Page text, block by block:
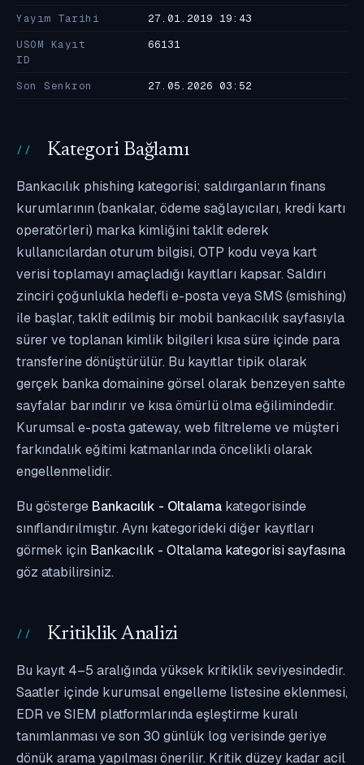
Yayım Tarihi
27.01.2019 19:43
USOM Kayıt
ID
66131
Son Senkron 27.05.2026 03:52
Kategori Bağlamı
Bankacılık phishing kategorisi; saldırganların finans
kurumlarının (bankalar, ödeme sağlayıcıları, kredi kartı
operatörleri) marka kimliğini taklit ederek
kullanıcılardan oturum bilgisi, OTP kodu veya kart
verisi toplamayı amaçladığı kayıtları kapsar. Saldırı
zinciri çoğunlukla hedefli e-posta veya SMS (smishing)
ile başlar, taklit edilmiş bir mobil bankacılık sayfasıyla
sürer ve toplanan kimlik bilgileri kısa süre içinde para
transferine dönüştürülür. Bu kayıtlar tipik olarak
gerçek banka domainine görsel olarak benzeyen sahte
sayfalar barındırır ve kısa ömürlü olma eğilimindedir.
Kurumsal e-posta gateway, web filtreleme ve müşteri
farkındalık eğitimi katmanlarında öncelikli olarak
engellenmelidir.
Bu gösterge Bankacılık - Oltalama kategorisinde
sınıflandırılmıştır. Aynı kategorideki diğer kayıtları
görmek için Bankacılık - Oltalama kategorisi sayfasına
göz atabilirsiniz.
Kritiklik Analizi
Bu kayıt 4–5 aralığında yüksek kritiklik seviyesindedir.
Saatler içinde kurumsal engelleme listesine eklenmesi,
EDR ve SIEM platformlarında eşleştirme kuralı
tanımlanması ve son 30 günlük log verisinde geriye
dönük arama yapılması önerilir. Kritik düzey kadar acil